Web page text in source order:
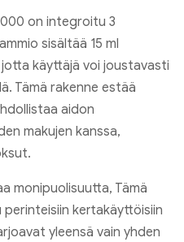
on integroitu 3
sisältää 15 ml
käyttäjä voi joustavasti
Tämä rakenne estää
aidon
makujen kanssa,
monipuolisuutta, Tämä
kertakäyttöisiin
yleensä vain yhden